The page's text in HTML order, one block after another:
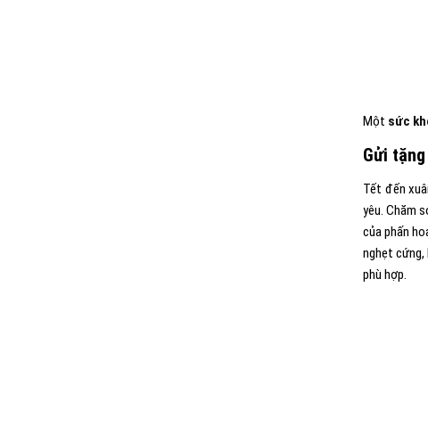
Một sức
Gửi
Tết đến
yêu. Chăm
của phấn
nghẹt cứng,
phù hợp.